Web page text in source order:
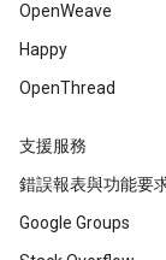
OpenWeave
Happy
OpenThread
支援服務
錯誤報表與功能要
Google Groups